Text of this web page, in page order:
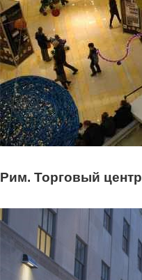
Рим. Торговый центр